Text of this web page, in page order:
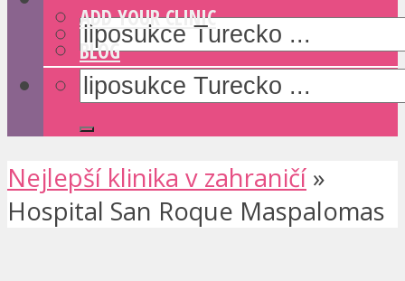
ADD YOUR CLINIC
BLOG
Nejlepší klinika v zahraničí »
Hospital San Roque Maspalomas